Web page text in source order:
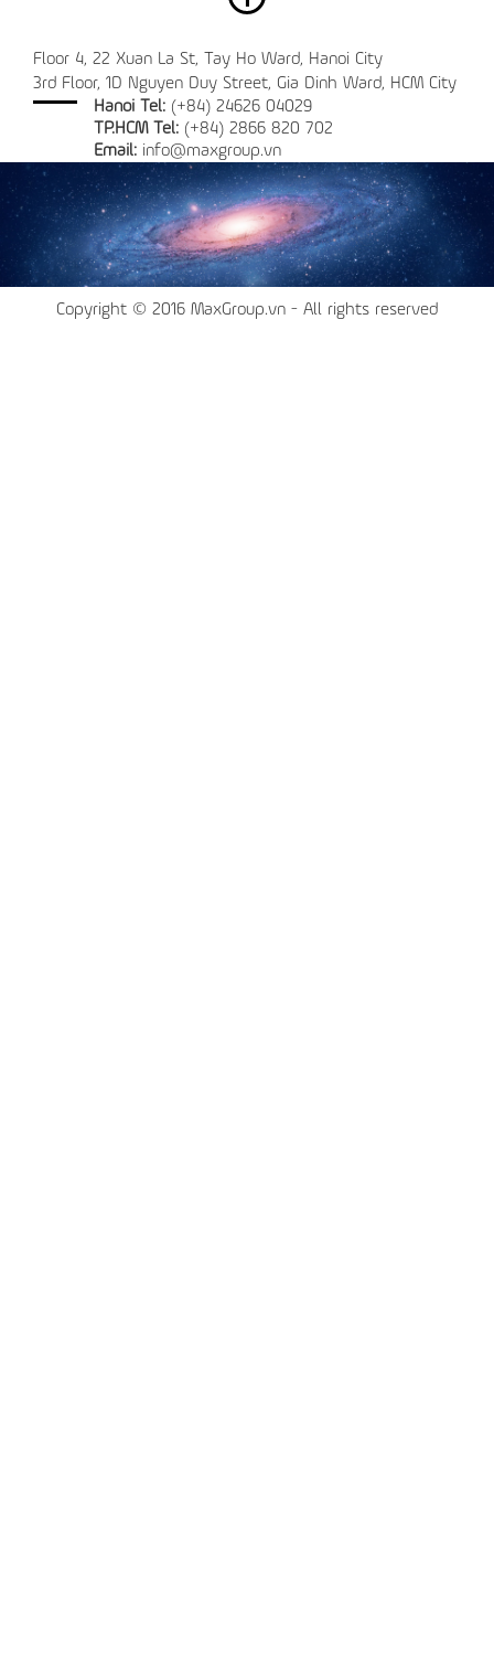
Floor 4, 22 Xuan La St, Tay Ho Ward, Hanoi City
3rd Floor, 1D Nguyen Duy Street, Gia Dinh Ward, HCM City
Hanoi Tel: (+84) 24626 04029
TP.HCM Tel: (+84) 2866 820 702
Email: info@maxgroup.vn
Copyright © 2016 MaxGroup.vn - All rights reserved